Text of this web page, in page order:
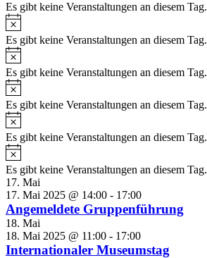
Es gibt keine Veranstaltungen an diesem Tag.
Es gibt keine Veranstaltungen an diesem Tag.
Es gibt keine Veranstaltungen an diesem Tag.
Es gibt keine Veranstaltungen an diesem Tag.
Es gibt keine Veranstaltungen an diesem Tag.
Es gibt keine Veranstaltungen an diesem Tag.
17. Mai
17. Mai 2025 @ 14:00 - 17:00
Angemeldete Gruppenführung
18. Mai
18. Mai 2025 @ 11:00 - 17:00
Internationaler Museumstag